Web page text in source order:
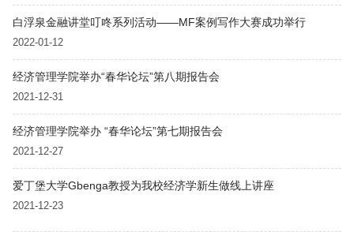
白浮泉金融讲堂叮咚系列活动——MF案例写作大赛成功举行
2022-01-12
经济管理学院举办“春华论坛”第八期报告会
2021-12-31
经济管理学院举办 “春华论坛”第七期报告会
2021-12-27
爱丁堡大学Gbenga教授为我校经济学新生做线上讲座
2021-12-23